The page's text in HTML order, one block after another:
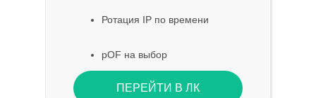
Ротация IP по времени
pOF на выбор
ПЕРЕЙТИ В ЛК